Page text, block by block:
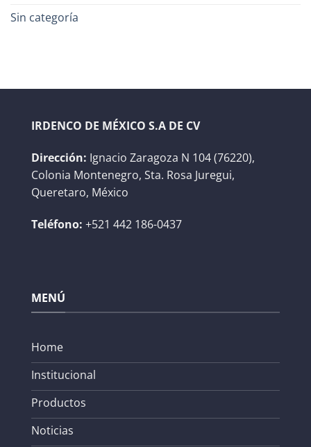
Sin categoría
IRDENCO DE MÉXICO S.A DE CV
Dirección: Ignacio Zaragoza N 104 (76220),
Colonia Montenegro, Sta. Rosa Juregui,
Queretaro, México
Teléfono: +521 442 186-0437
MENÚ
Home
Institucional
Productos
Noticias